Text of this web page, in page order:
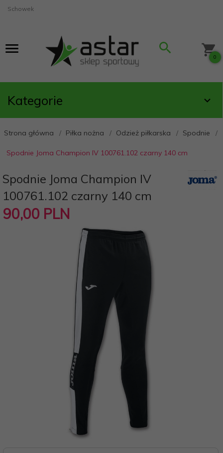
Schowek
0
Kategorie
Strona główna Piłka nożna Odzież piłkarska Spodnie
Spodnie Joma Champion IV 100761.102 czarny 140 cm
Spodnie Joma Champion IV
100761.102 czarny 140 cm
90,00 PLN